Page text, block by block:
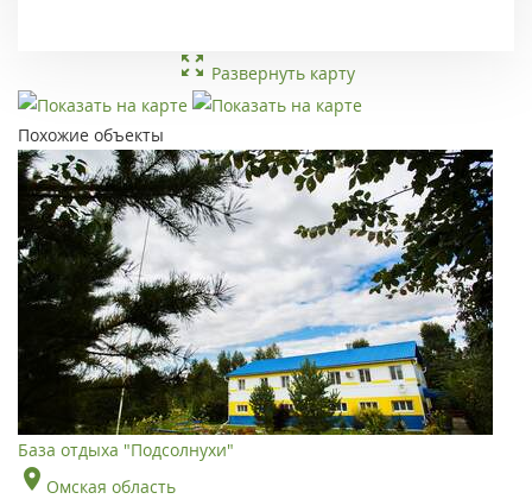
Развернуть карту
Похожие объекты
База отдыха "Подсолнухи"
Омская область